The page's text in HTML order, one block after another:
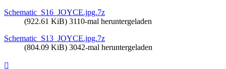
Schematic_S16_JOYCE.jpg.7z
(922.61 KiB) 3110-mal heruntergeladen
Schematic_S13_JOYCE.jpg.7z
(804.09 KiB) 3042-mal heruntergeladen